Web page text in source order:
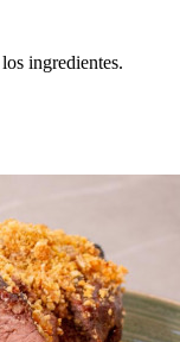
ingredientes.